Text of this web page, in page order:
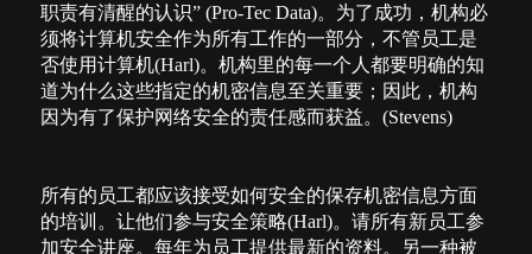
职责有清醒的认识” (Pro-Tec Data)。为了成功，机构必
须将计算机安全作为所有工作的一部分，不管员工是
否使用计算机(Harl)。机构里的每一个人都要明确的知
道为什么这些指定的机密信息至关重要；因此，机构
因为有了保护网络安全的责任感而获益。 (Stevens)
所有的员工都应该接受如何安全的保存机密信息方面
的培训。让他们参与安全策略(Harl)。请所有新员工参
加安全讲座。每年为员工提供最新的资料。另一种被